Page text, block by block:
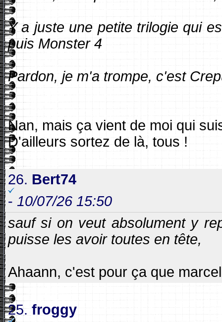
Y a juste une petite trilogie qui
puis Monster 4
Pardon, je m'a trompe, c'est
Nan, mais ça vient de moi qui
D'ailleurs sortez de là, tous !
26. Bert74
- 10/07/26 15:50
sauf si on veut absolument y
puisse les avoir toutes en tête,
Ahaann, c'est pour ça que
25. froggy